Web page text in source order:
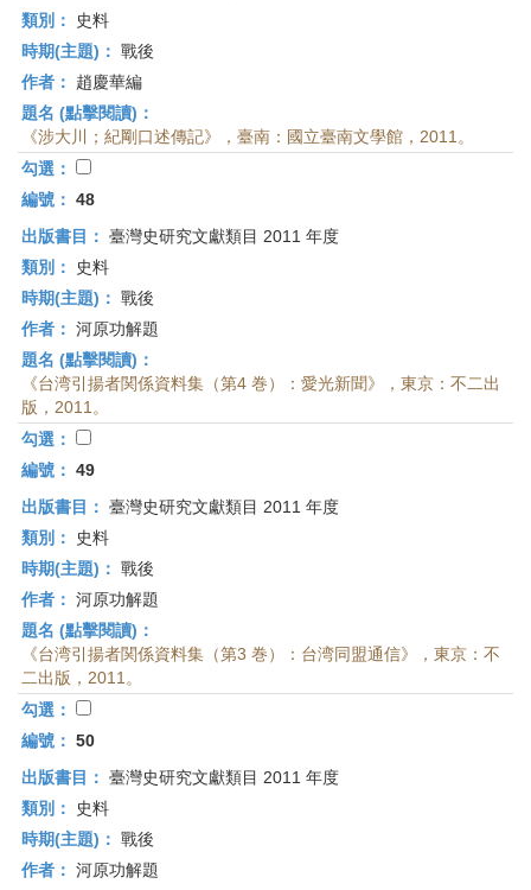
類別：
史料
時期(主題)： 戰後
作者：
趙慶華編
題名 (點擊閱讀)：
《涉大川；紀剛口述傳記》，臺南：國立臺南文學館，2011。
勾選：
編號： 48
出版書目： 臺灣史研究文獻類目 2011 年度
類別：
史料
時期(主題)： 戰後
作者： 河原功解題
題名 (點擊閱讀)：
《台湾引揚者関係資料集（第4 巻）：愛光新聞》，東京：不二出
版，2011。
勾選：
編號： 49
出版書目： 臺灣史研究文獻類目 2011 年度
類別：
史料
時期(主題)： 戰後
作者： 河原功解題
題名 (點擊閱讀)：
《台湾引揚者関係資料集（第3 巻）：台湾同盟通信》，東京：不
二出版，2011。
勾選：
編號： 50
出版書目： 臺灣史研究文獻類目 2011 年度
類別：
史料
時期(主題)： 戰後
作者： 河原功解題